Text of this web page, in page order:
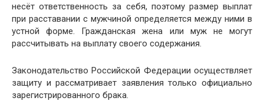
несёт ответственность за себя, поэтому размер выплат
при расставании с мужчиной определяется между ними в
устной форме. Гражданская жена или муж не могут
рассчитывать на выплату своего содержания.
Законодательство Российской Федерации осуществляет
защиту и рассматривает заявления только официально
зарегистрированного брака.